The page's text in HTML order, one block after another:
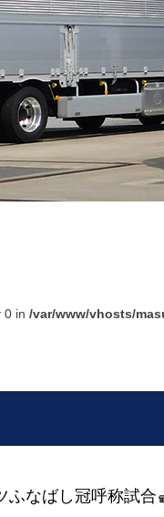
0 in /var/www/vhosts/
ふなばし冠呼称試合